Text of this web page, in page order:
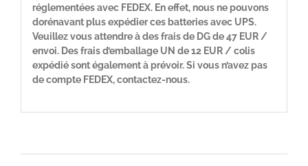
réglementées avec FEDEX. En effet, nous ne pouvons
dorénavant plus expédier ces batteries avec UPS.
Veuillez vous attendre à des frais de DG de 47 EUR /
envoi. Des frais d’emballage UN de 12 EUR / colis
expédié sont également à prévoir. Si vous n’avez pas
de compte FEDEX, contactez-nous.